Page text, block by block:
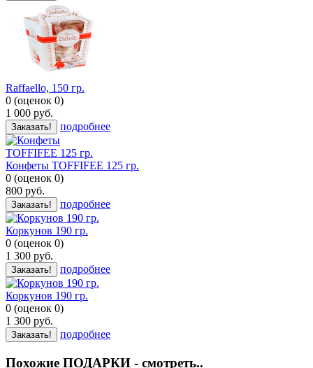
Raffaello, 150 гр.
0 (оценок 0)
1 000 руб.
Заказать! подробнее
Конфеты TOFFIFEE 125 гр.
0 (оценок 0)
800 руб.
Заказать! подробнее
Коркунов 190 гр.
0 (оценок 0)
1 300 руб.
Заказать! подробнее
Коркунов 190 гр.
0 (оценок 0)
1 300 руб.
Заказать! подробнее
Похожие ПОДАРКИ - смотреть..